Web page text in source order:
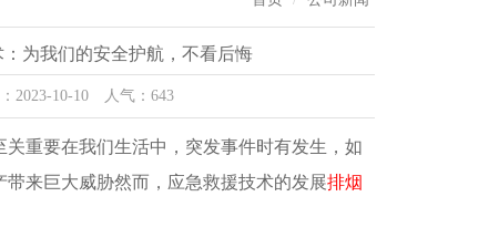
为我们的安全护航，不看后悔
2023-10-10 人气：643
重要在我们生活中，突发事件时有发生，如
来巨大威胁然而，应急救援技术的发展排烟